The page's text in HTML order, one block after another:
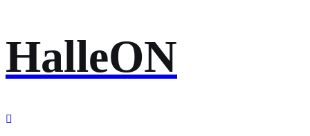
Inhalt
springen
HalleON